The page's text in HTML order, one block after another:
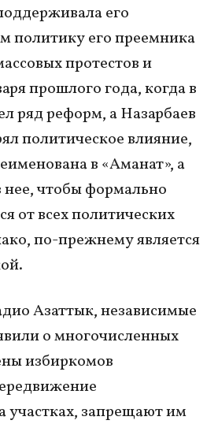
его
политику его преемника
протестов и
прошлого года, когда в
ряд реформ, а Назарбаев
политическое влияние,
в «Аманат», а
чтобы формально
от всех политических
по-прежнему является
Азаттык, независимые
о многочисленных
избиркомов
участках, запрещают им